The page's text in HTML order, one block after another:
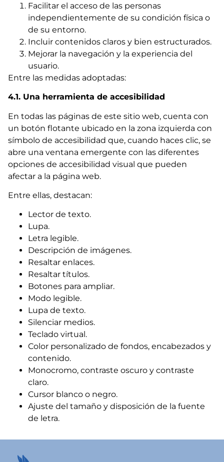
Facilitar el acceso de las personas
independientemente de su condición física o
de su entorno.
Incluir contenidos claros y bien estructurados.
Mejorar la navegación y la experiencia del
usuario.
Entre las medidas adoptadas:
4.1. Una herramienta de accesibilidad
En todas las páginas de este sitio web, cuenta con
un botón flotante ubicado en la zona izquierda con
símbolo de accesibilidad que, cuando haces clic, se
abre una ventana emergente con las diferentes
opciones de accesibilidad visual que pueden
afectar a la página web.
Entre ellas, destacan:
Lector de texto.
Lupa.
Letra legible.
Descripción de imágenes.
Resaltar enlaces.
Resaltar títulos.
Botones para ampliar.
Modo legible.
Lupa de texto.
Silenciar medios.
Teclado virtual.
Color personalizado de fondos, encabezados y
contenido.
Monocromo, contraste oscuro y contraste
claro.
Cursor blanco o negro.
Ajuste del tamaño y disposición de la fuente
de letra.